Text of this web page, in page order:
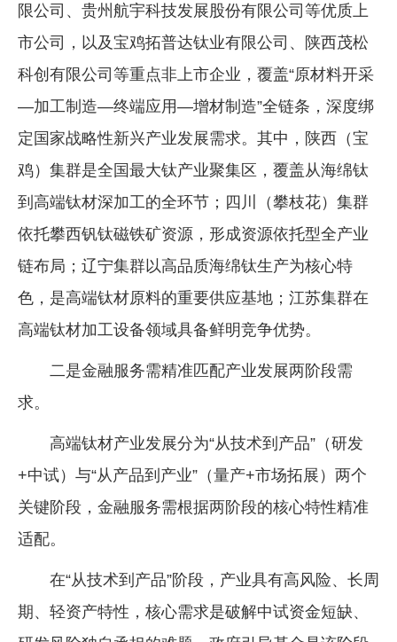
限公司、贵州航宇科技发展股份有限公司等优质上
市公司，以及宝鸡拓普达钛业有限公司、陕西茂松
科创有限公司等重点非上市企业，覆盖“原材料开采
—加工制造—终端应用—增材制造”全链条，深度绑
定国家战略性新兴产业发展需求。其中，陕西（宝
鸡）集群是全国最大钛产业聚集区，覆盖从海绵钛
到高端钛材深加工的全环节；四川（攀枝花）集群
依托攀西钒钛磁铁矿资源，形成资源依托型全产业
链布局；辽宁集群以高品质海绵钛生产为核心特
色，是高端钛材原料的重要供应基地；江苏集群在
高端钛材加工设备领域具备鲜明竞争优势。
二是金融服务需精准匹配产业发展两阶段需
求。
高端钛材产业发展分为“从技术到产品”（研发
+中试）与“从产品到产业”（量产+市场拓展）两个
关键阶段，金融服务需根据两阶段的核心特性精准
适配。
在“从技术到产品”阶段，产业具有高风险、长周
期、轻资产特性，核心需求是破解中试资金短缺、